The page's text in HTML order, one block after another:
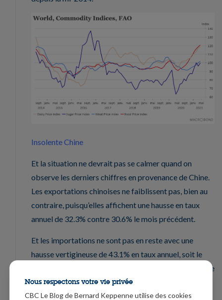
Insolente Chine
Et la situation ne devrait pas se calmer quand on
observe les derniers chiffres en provenance de Chine.
Les exportations chinoises ne faiblissent pas, bien au
contraire, puisqu’elles affichent une hausse en taux
annuel de 32.3% contre 30.6% le mois précédent.
Et les importations ne sont pas en reste avec une
hausse vertigineuse de 43.1% en taux annuel, soit le
taux le plus élevé depuis janvier 2011, en partie à cause
de la hausse des prix des matières premières.
Nous respectons votre vie privée
CBC Le Blog de Bernard Keppenne utilise des cookies